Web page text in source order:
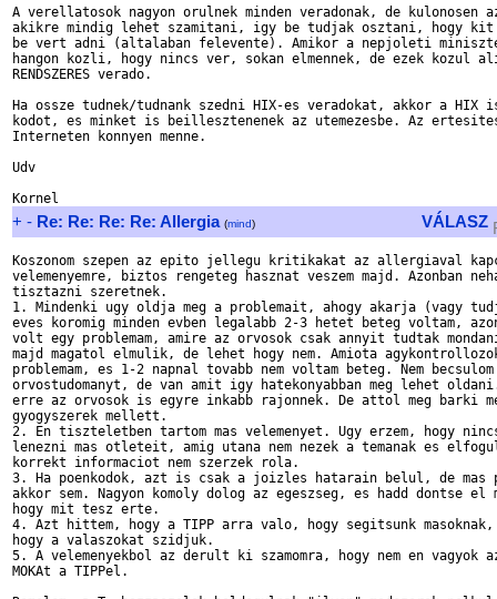
A verellatosok nagyon orulnek minden veradonak, de kulonosen
akikre mindig lehet szamitani, igy be tudjak osztani, hogy kit
be vert adni (altalaban felevente). Amikor a nepjoleti
hangon kozli, hogy nincs ver, sokan elmennek, de ezek kozul
RENDSZERES verado.
Ha ossze tudnek/tudnank szedni HIX-es veradokat, akkor a HIX
kodot, es minket is beillesztenenek az utemezesbe. Az
Interneten konnyen menne.
Udv
+ - Re: Re: Re: Re: Allergia (mind) VÁLASZ
Koszonom szepen az epito jellegu kritikakat az allergiaval
velemenyemre, biztos rengeteg hasznat veszem majd. Azonban
tisztazni szeretnek.
1. Mindenki ugy oldja meg a problemait, ahogy akarja (vagy
eves koromig minden evben legalabb 2-3 hetet beteg voltam,
volt egy problemam, amire az orvosok csak annyit tudtak
majd magatol elmulik, de lehet hogy nem. Amiota
problemam, es 1-2 napnal tovabb nem voltam beteg. Nem
orvostudomanyt, de van amit igy hatekonyabban meg lehet
erre az orvosok is egyre inkabb rajonnek. De attol meg barki
gyogyszerek mellett.
2. En tiszteletben tartom mas velemenyet. Ugy erzem, hogy
lenezni mas otleteit, amig utana nem nezek a temanak es
korrekt informaciot nem szerzek rola.
3. Ha poenkodok, azt is csak a joizles hatarain belul, de mas
akkor sem. Nagyon komoly dolog az egeszseg, es hadd dontse el
hogy mit tesz erte.
4. Azt hittem, hogy a TIPP arra valo, hogy segitsunk
hogy a valaszokat szidjuk.
5. A velemenyekbol az derult ki szamomra, hogy nem en vagyok
MOKAt a TIPPel.